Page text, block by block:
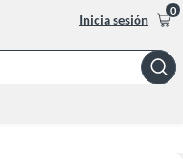
Inicia sesión
0
Bar